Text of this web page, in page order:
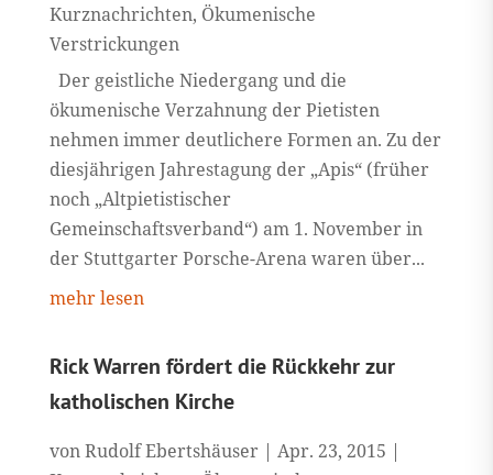
Kurznachrichten, Ökumenische
Verstrickungen
Der geistliche Niedergang und die
ökumenische Verzahnung der Pietisten
nehmen immer deutlichere Formen an. Zu der
diesjährigen Jahrestagung der „Apis“ (früher
noch „Altpietistischer
Gemeinschaftsverband“) am 1. November in
der Stuttgarter Porsche-Arena waren über...
mehr lesen
Rick Warren fördert die Rückkehr zur
katholischen Kirche
vonRudolf Ebertshäuser | Apr. 23, 2015 |